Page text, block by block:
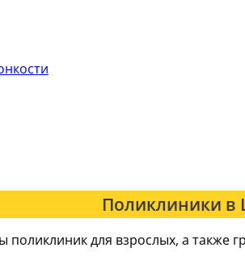
Поликлиники в
для взрослых, а